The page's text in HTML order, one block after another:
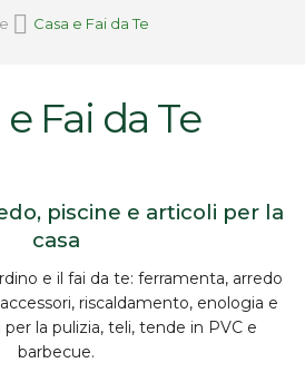
Casa e Fai da Te
Fai da Te
piscine e articoli per la
casa
e il fai da te: ferramenta, arredo
riscaldamento, enologia e
la pulizia, teli, tende in PVC e
barbecue.